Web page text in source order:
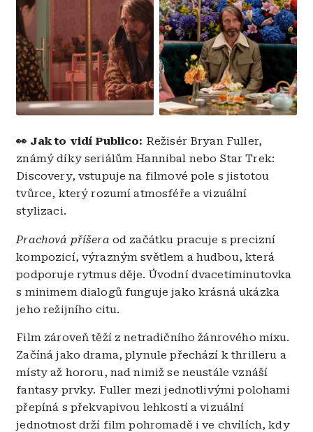
👀 Jak to vidí Publico: Režisér Bryan Fuller,
známý díky seriálům Hannibal nebo Star Trek:
Discovery, vstupuje na filmové pole s jistotou
tvůrce, který rozumí atmosféře a vizuální
stylizaci.
Prachová příšera od začátku pracuje s precizní
kompozicí, výrazným světlem a hudbou, která
podporuje rytmus děje. Úvodní dvacetiminutovka
s minimem dialogů funguje jako krásná ukázka
jeho režijního citu.
Film zároveň těží z netradičního žánrového mixu.
Začíná jako drama, plynule přechází k thrilleru a
místy až hororu, nad nimiž se neustále vznáší
fantasy prvky. Fuller mezi jednotlivými polohami
přepíná s překvapivou lehkostí a vizuální
jednotnost drží film pohromadě i ve chvílích, kdy